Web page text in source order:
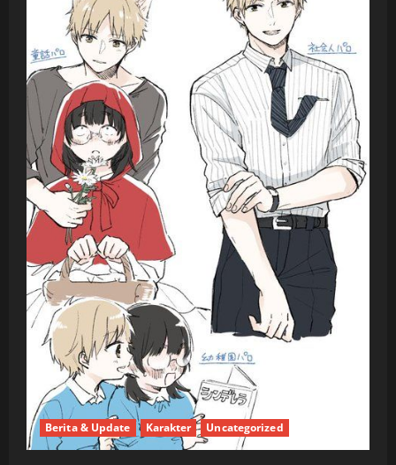
Berita & Update Karakter Uncategorized